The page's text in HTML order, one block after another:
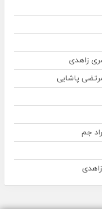
زاهدی
پاشایی
جم